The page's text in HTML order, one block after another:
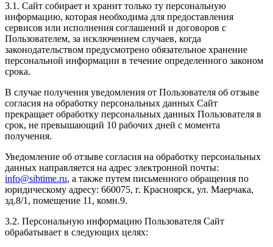
3.1. Сайт собирает и хранит только ту персональную
информацию, которая необходима для предоставления
сервисов или исполнения соглашений и договоров с
Пользователем, за исключением случаев, когда
законодательством предусмотрено обязательное хранение
персональной информации в течение определенного законом
срока.
В случае получения уведомления от Пользователя об отзыве
согласия на обработку персональных данных Сайт
прекращает обработку персональных данных Пользователя в
срок, не превышающий 10 рабочих дней с момента
получения.
Уведомление об отзыве согласия на обработку персональных
данных направляется на адрес электронной почты:
info@sibtime.ru, а также путем письменного обращения по
юридическому адресу: 660075, г. Красноярск, ул. Маерчака,
зд.8/1, помещение 11, комн.9.
3.2. Персональную информацию Пользователя Сайт
обрабатывает в следующих целях: